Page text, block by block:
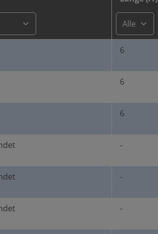
6
6
6
-
-
-